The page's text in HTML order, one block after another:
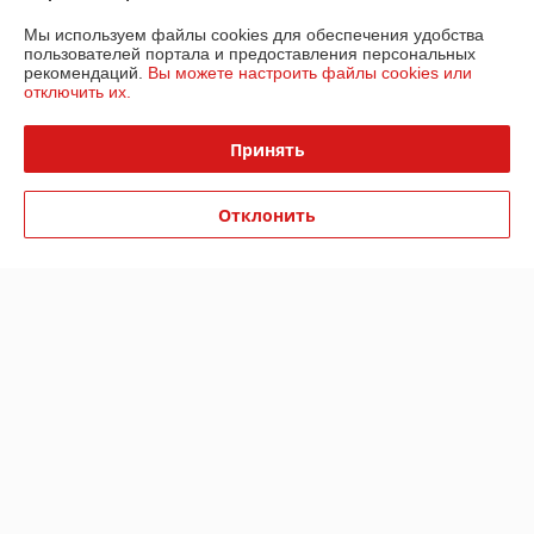
График работы
Полная версия сайта
Политика обработки cookies
Сайт создан на платформе Deal.by
Мы используем файлы cookies для обеспечения удобства
пользователей портала и предоставления персональных
рекомендаций. Вы можете настроить файлы cookies или
отключить их.
Принять
Отклонить